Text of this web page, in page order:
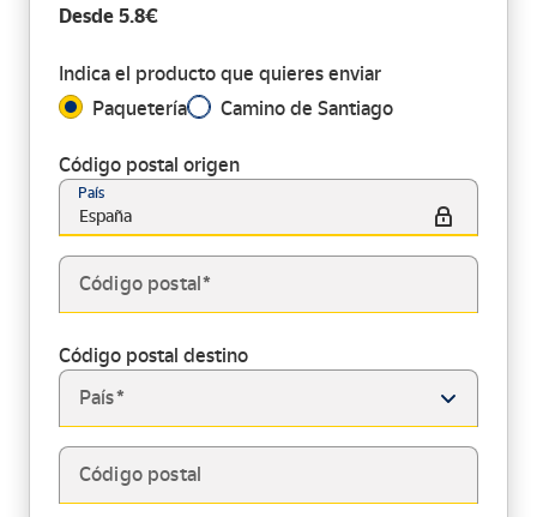
Desde 5.8€
Indica el producto que quieres enviar
Paquetería
Camino de Santiago
Código postal origen
País
España
Código postal
Código postal destino
País
Código postal